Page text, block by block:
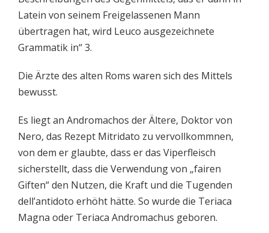
Latein von seinem Freigelassenen Mann
übertragen hat, wird Leuco ausgezeichnete
Grammatik in“ 3.
Die Ärzte des alten Roms waren sich des Mittels
bewusst.
Es liegt an Andromachos der Ältere, Doktor von
Nero, das Rezept Mitridato zu vervollkommnen,
von dem er glaubte, dass er das Viperfleisch
sicherstellt, dass die Verwendung von „fairen
Giften“ den Nutzen, die Kraft und die Tugenden
dell’antidoto erhöht hätte. So wurde die Teriaca
Magna oder Teriaca Andromachus geboren.